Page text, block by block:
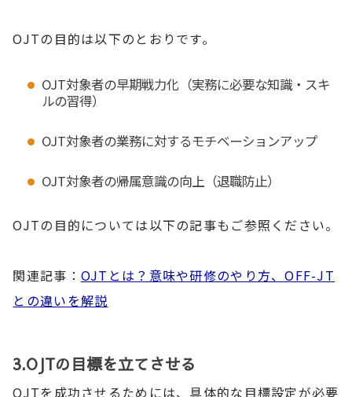
OJTの目的は以下のとおりです。
OJT対象者の早期戦力化（実務に必要な知識・スキ
ルの習得）
OJT対象者の業務に対するモチベーションアップ
OJT対象者の帰属意識の向上（退職防止）
OJTの目的については以下の記事もご参照ください。
関連記事： OJTとは？意味や研修のやり方、OFF-JT
との違いを解説
3.OJTの目標を立てさせる
OJTを成功させるためには、具体的な目標設定が必要